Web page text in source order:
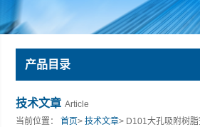
产品目录
技术文章 Article
当前位置：首页>技术文章> D101大孔吸附树